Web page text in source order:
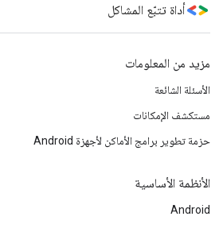
أداة تتبّع المشاكل
مزيد من المعلومات
الأسئلة الشائعة
مستكشف الإمكانات
حزمة تطوير برامج الأماكن لأجهزة Android
الأنظمة الأساسية
Android